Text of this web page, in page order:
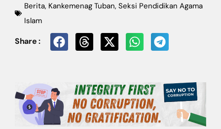
Berita, Kankemenag Tuban, Seksi Pendidikan Agama
Islam
Share :